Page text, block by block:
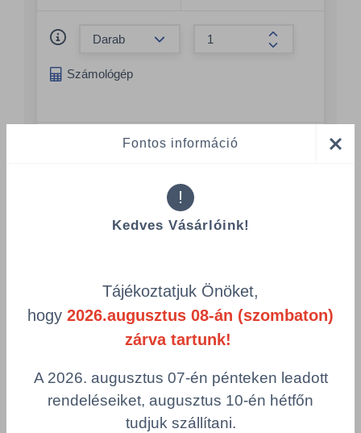
Összeg
Számológép
Többszörös választás
Fontos információ
!
Kedves Vásárlóink!
Tájékoztatjuk Önöket,
hogy 2026.augusztus 08-án (szombaton)
zárva tartunk!
A 2026. augusztus 07-én pénteken leadott
rendeléseiket, augusztus 10-én hétfőn
tudjuk szállítani.